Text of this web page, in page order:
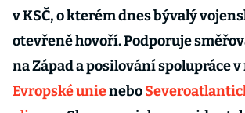
v KSČ, o kterém dnes bývalý
otevřeně hovoří. Podporuje
na Západ a posilování spolupráce
Evropské unienebo